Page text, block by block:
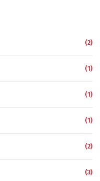
(2)
(1)
(1)
(1)
(2)
(3)